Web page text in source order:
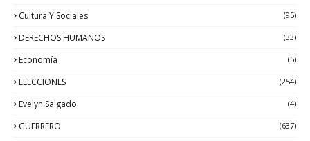
Cultura Y Sociales (95)
DERECHOS HUMANOS (33)
Economía (5)
ELECCIONES (254)
Evelyn Salgado (4)
GUERRERO (637)